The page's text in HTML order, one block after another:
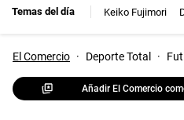
Temas del día Keiko Fujimori
El Comercio · Deporte Total ·
Añadir El Comercio